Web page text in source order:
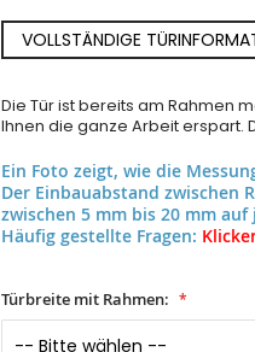
VOLLSTÄNDIGE
Die Tür ist bereits am Rahmen
Ihnen die ganze Arbeit erspart.
Ein Foto zeigt, wie die
Der Einbauabstand zwischen
zwischen 5 mm bis 20 mm
Häufig gestellte Fragen:
Türbreite mit Rahmen: